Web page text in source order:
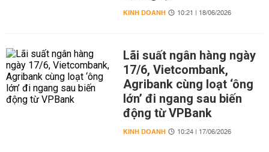
KINH DOANH 10:21 | 18/06/2026
Lãi suất ngân hàng ngày
17/6, Vietcombank,
Agribank cùng loạt ‘ông
lớn’ đi ngang sau biến
động từ VPBank
KINH DOANH 10:24 | 17/06/2026